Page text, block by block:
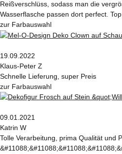
Reißverschlüss, sodass man die
Wasserflasche passen dort perfect. Top
zur Farbauswahl
19.09.2022
Klaus-Peter Z
Schnelle Lieferung, super Preis
zur Farbauswahl
09.01.2021
Katrin W
Tolle Verarbeitung, prima Qualität und